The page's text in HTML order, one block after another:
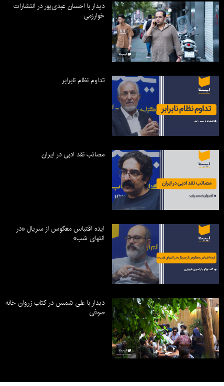
دیدار با احسان عبدی‌پور در انتشارات
خوارزمی
تداوم نظام نابرابر
مصائب نقد ادبی در ایران
ایده اقتباس معکوس از سریال «در
انتهای شب»
دیدار با علی شمس در کتاب زروان خانه
صوفی